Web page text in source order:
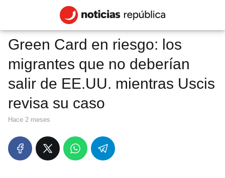
Green Card en riesgo: los
migrantes que no deberían
salir de EE.UU. mientras Uscis
revisa su caso
hace 2 meses